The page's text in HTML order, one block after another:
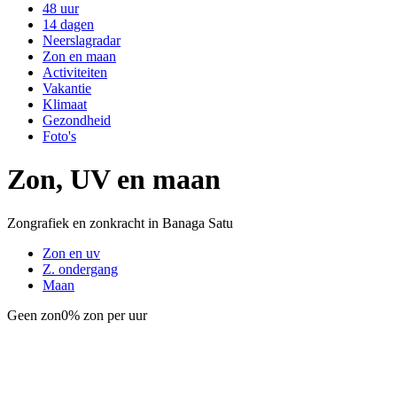
48 uur
14 dagen
Neerslagradar
Zon en maan
Activiteiten
Vakantie
Klimaat
Gezondheid
Foto's
Zon, UV en maan
Zongrafiek en zonkracht in Banaga Satu
Zon en uv
Z. ondergang
Maan
Geen zon0% zon per uur